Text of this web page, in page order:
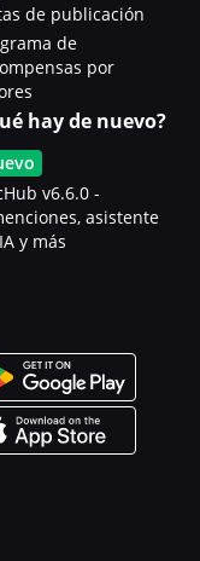
de publicación
de
por
hay de nuevo?
v6.6.0 -
asistente
y más